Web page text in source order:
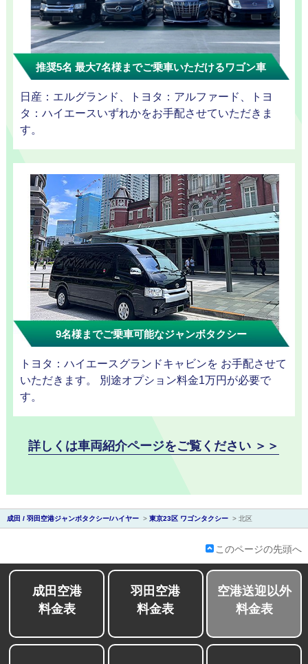
迎プラン
観光タクシー
ディズニー
送迎
東
京
成
田
会社紹介
推奨5名 最大7名様までご乗車いただけるワゴン車
日産：エルグランド、トヨタ：アルファード、トヨ
タ：ハイエースいずれかをお手配させていただきま
す。
9名様までご乗車可能なジャンボタクシー
トヨタ：ハイエースグランドキャビンを お手配させて
いただきます。 別途オプション料金1万円が必要で
す。
詳しくは車両紹介ページをご覧ください ＞＞
成田 / 羽田空港ジャンボタクシー/ハイヤー > 東京23区 ワゴンタクシー > 北区
このページの先頭へ
成田空港
料金表
羽田空港
料金表
空港送迎以外
料金表